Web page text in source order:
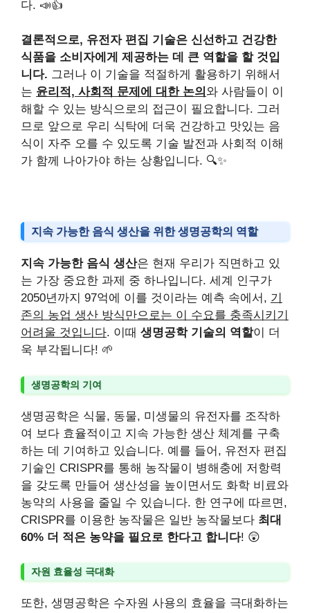
다. 📣👍
결론적으로, 유전자 편집 기술은 신선하고 건강한
식품을 소비자에게 제공하는 데 큰 역할을 할 것입
니다. 그러나 이 기술을 적절하게 활용하기 위해서
는 윤리적, 사회적 문제에 대한 논의 와 사람들이 이
해할 수 있는 방식으로의 접근이 필요합니다. 그러
므로 앞으로 우리 식탁에 더욱 건강하고 맛있는 음
식이 자주 오를 수 있도록 기술 발전과 사회적 이해
가 함께 나아가야 하는 상황입니다. 🔍✨
지속 가능한 음식 생산을 위한 생명공학의 역할
지속 가능한 음식 생산은 현재 우리가 직면하고 있
는 가장 중요한 과제 중 하나입니다. 세계 인구가
2050년까지 97억에 이를 것이라는 예측 속에서, 기
존의 농업 생산 방식만으로는 이 수요를 충족시키기
어려울 것입니다. 이때 생명공학 기술의 역할이 더
욱 부각됩니다! 🌱
생명공학의 기여
생명공학은 식물, 동물, 미생물의 유전자를 조작하
여 보다 효율적이고 지속 가능한 생산 체계를 구축
하는 데 기여하고 있습니다. 예를 들어, 유전자 편집
기술인 CRISPR를 통해 농작물이 병해충에 저항력
을 갖도록 만들어 생산성을 높이면서도 화학 비료와
농약의 사용을 줄일 수 있습니다. 한 연구에 따르면,
CRISPR를 이용한 농작물은 일반 농작물보다 최대
60% 더 적은 농약을 필요로 한다고 합니다! 😲
자원 효율성 극대화
또한, 생명공학은 수자원 사용의 효율을 극대화하는